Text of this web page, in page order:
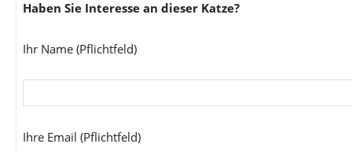
Haben Sie Interesse an dieser Katze?
Ihr Name (Pflichtfeld)
Ihre Email (Pflichtfeld)